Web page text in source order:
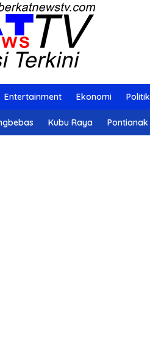
Entertainment Ekonomi Politik
Kubu Raya Pontianak